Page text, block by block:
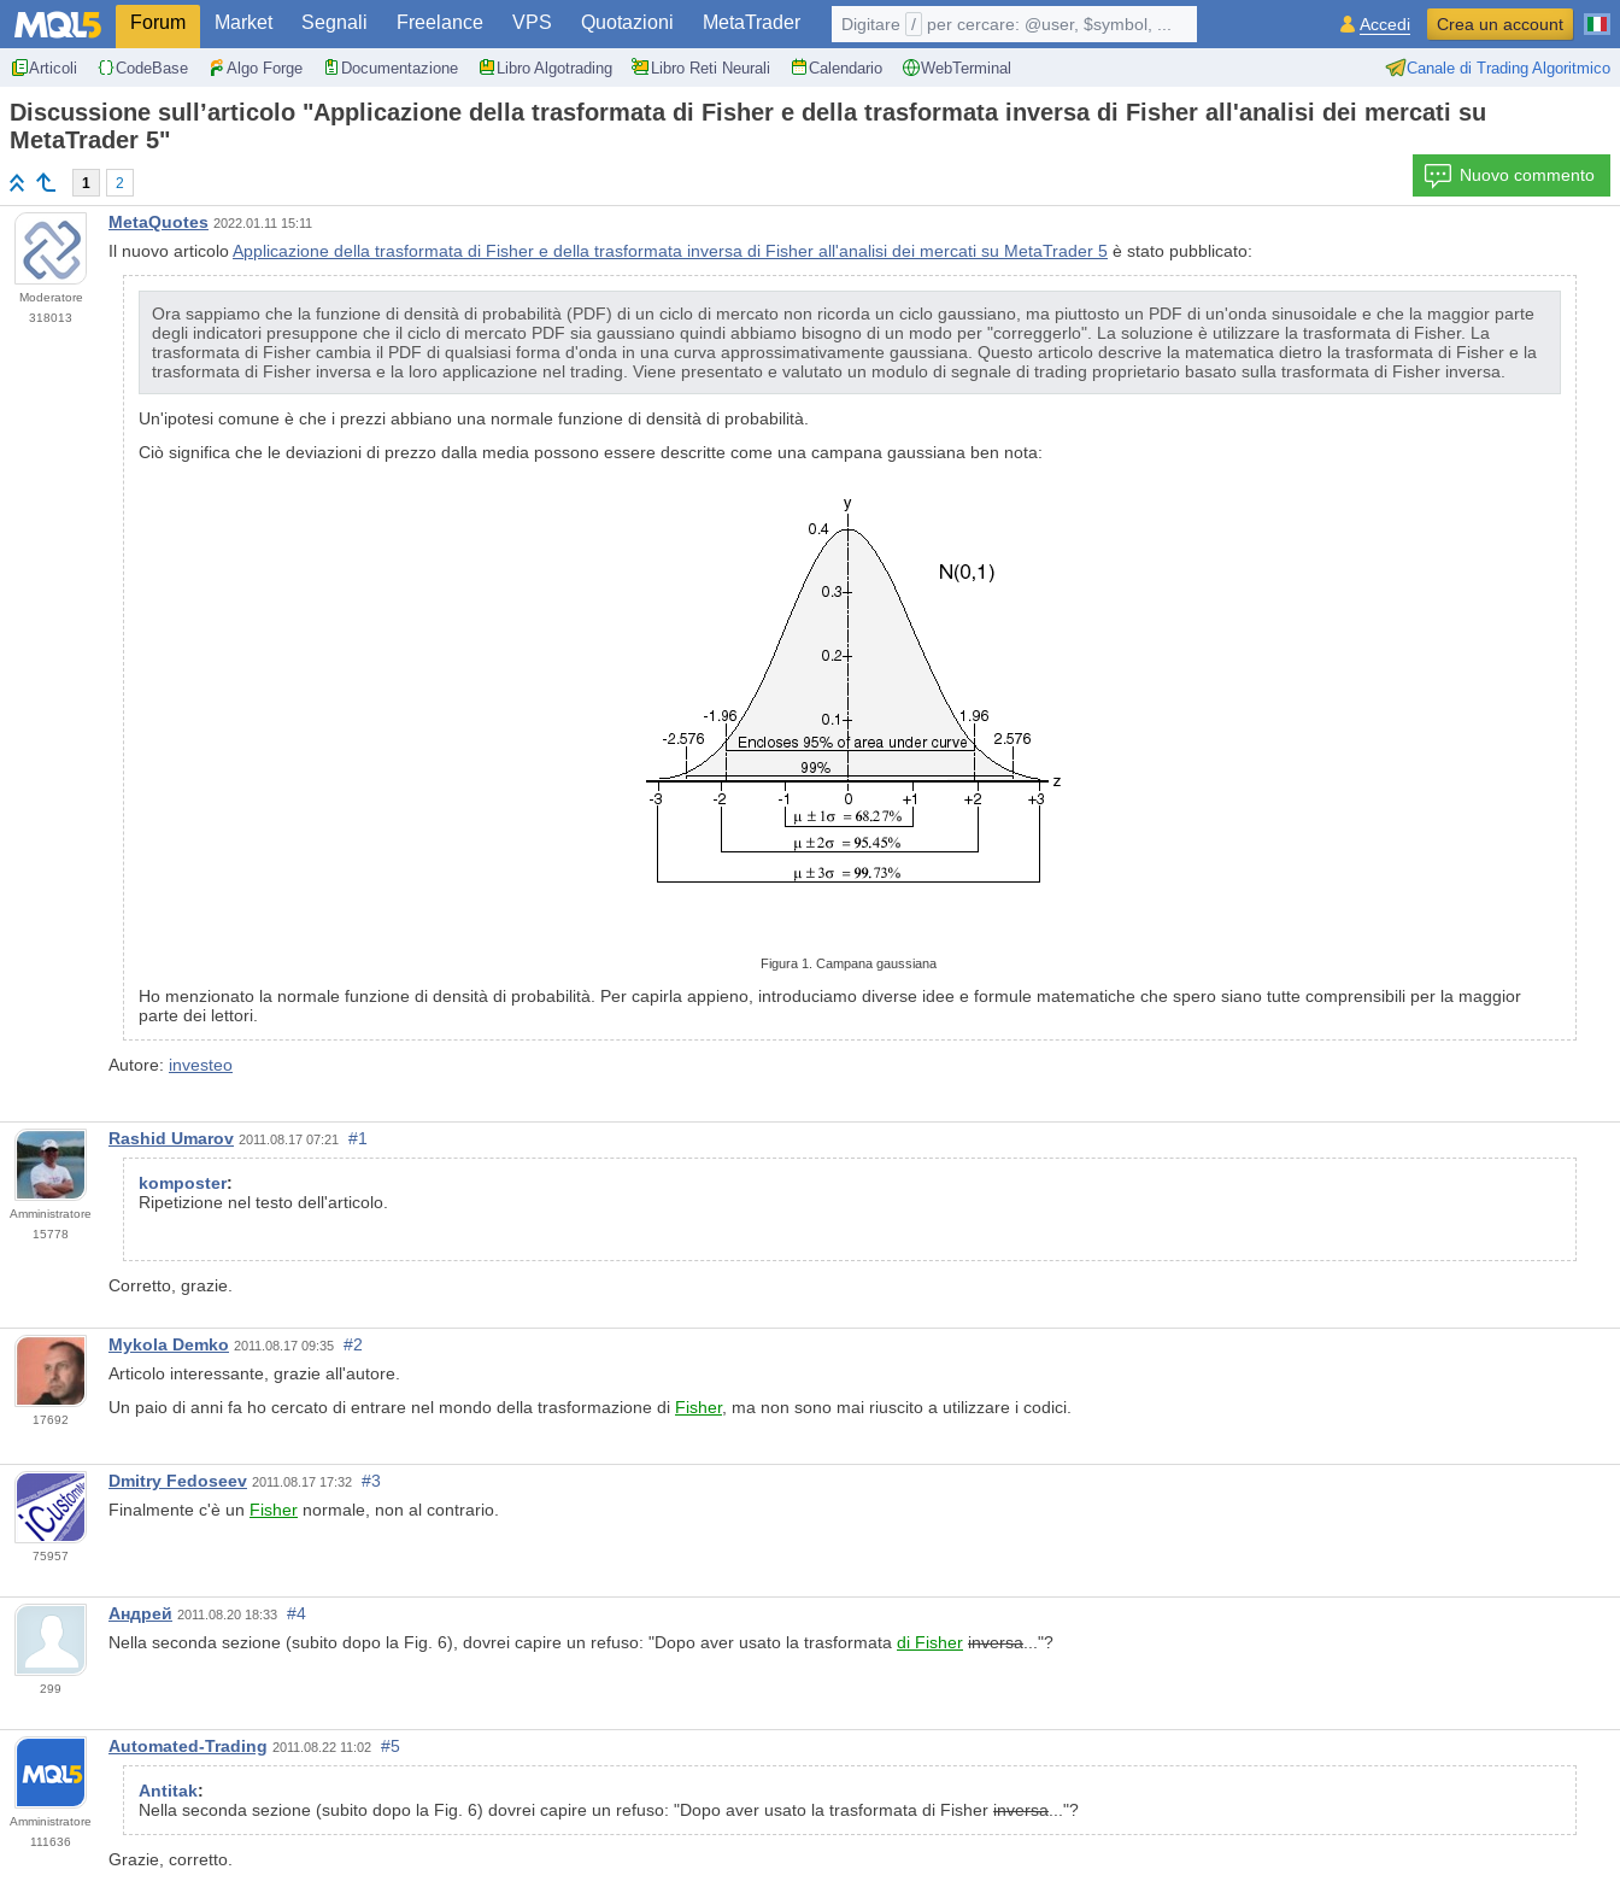
Forum Market Segnali Freelance VPS Quotazioni MetaTrader
Articoli CodeBase Algo Forge Documentazione Libro Algotrading Libro Reti Neurali Calendario WebTerminal Canale di Trading Algoritmico
Digitare / per cercare: @user, $symbol, ... Accedi Crea un account
Discussione sull’articolo "Applicazione della trasformata di Fisher e della trasformata inversa di Fisher all'analisi dei mercati su
MetaTrader 5"
1 2 Nuovo commento
Moderatore
318013
MetaQuotes 2022.01.11 15:11
Il nuovo articoloApplicazione della trasformata di Fisher e della trasformata inversa di Fisher all'analisi dei mercati su MetaTrader 5 è stato pubblicato:
Ora sappiamo che la funzione di densità di probabilità (PDF) di un ciclo di mercato non ricorda un ciclo gaussiano, ma piuttosto un PDF di un'onda sinusoidale e che la maggior parte
degli indicatori presuppone che il ciclo di mercato PDF sia gaussiano quindi abbiamo bisogno di un modo per "correggerlo". La soluzione è utilizzare la trasformata di Fisher. La
trasformata di Fisher cambia il PDF di qualsiasi forma d'onda in una curva approssimativamente gaussiana. Questo articolo descrive la matematica dietro la trasformata di Fisher e la
trasformata di Fisher inversa e la loro applicazione nel trading. Viene presentato e valutato un modulo di segnale di trading proprietario basato sulla trasformata di Fisher inversa.
Un'ipotesi comune è che i prezzi abbiano una normale funzione di densità di probabilità.
Ciò significa che le deviazioni di prezzo dalla media possono essere descritte come una campana gaussiana ben nota:
Figura 1. Campana gaussiana
Ho menzionato la normale funzione di densità di probabilità. Per capirla appieno, introduciamo diverse idee e formule matematiche che spero siano tutte comprensibili per la maggior
parte dei lettori.
Autore: investeo
Amministratore
15778
Rashid Umarov 2011.08.17 07:21 #1
komposter:
Ripetizione nel testo dell'articolo.
Corretto, grazie.
17692
Mykola Demko 2011.08.17 09:35
#2
Articolo interessante, grazie all'autore.
Un paio di anni fa ho cercato di entrare nel mondo della trasformazione di Fisher, ma non sono mai riuscito a utilizzare i codici.
75957
Dmitry Fedoseev 2011.08.17 17:32
#3
Finalmente c'è un Fisher normale, non al contrario.
299
Андрей 2011.08.20 18:33
#4
Nella seconda sezione (subito dopo la Fig. 6), dovrei capire un refuso: "Dopo aver usato la trasformata di Fisher inversa ..."?
Amministratore
111636
Automated-Trading 2011.08.22 11:02 #5
Antitak:
Nella seconda sezione (subito dopo la Fig. 6) dovrei capire un refuso: "Dopo aver usato la trasformata di Fisher inversa ..."?
Grazie, corretto.